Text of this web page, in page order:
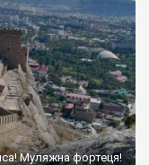
Муляжна фортеця!